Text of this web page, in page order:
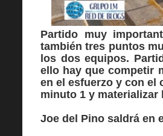
Partido muy
también tres puntos
los dos equipos.
ello hay que competir
en el esfuerzo y con el
minuto 1 y materializar
Joe del Pino saldrá en